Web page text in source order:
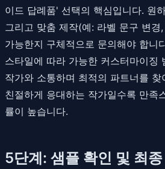
이드 답례품' 선택의 핵심입니다. 원
그리고 맞춤 제작(예: 라벨 문구 변경
가능한지 구체적으로 문의해야 합니
스타일에 따라 가능한 커스터마이징
작가와 소통하며 최적의 파트너를 찾
친절하게 응대하는 작가일수록 만족
률이 높습니다.
5단계: 샘플 확인 및 최